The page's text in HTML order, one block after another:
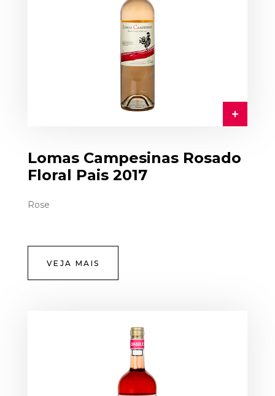
Lomas Campesinas Rosado
Floral Pais 2017
Rose
VEJA MAIS